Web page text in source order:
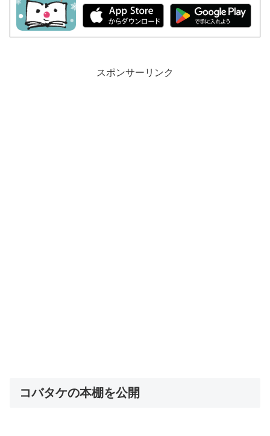
スポンサーリンク
コバタケの本棚を公開